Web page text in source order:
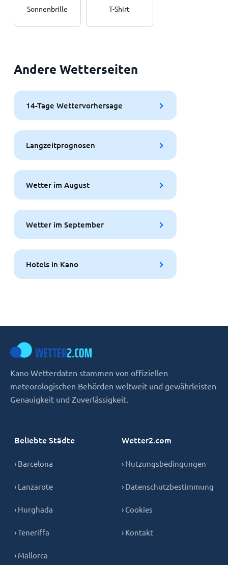
Sonnenbrille T-Shirt
Andere Wetterseiten
14-Tage Wettervorhersage
Langzeitprognosen
Wetter im August
Wetter im September
Hotels in Kano
Kano Wetterdaten stammen von offiziellen
meteorologischen Behörden weltweit und gewährleisten
Genauigkeit und Zuverlässigkeit.
Beliebte Städte
› Barcelona
› Lanzarote
› Hurghada
› Teneriffa
› Mallorca
Wetter2.com
› Nutzungsbedingungen
› Datenschutzbestimmung
› Cookies
› Kontakt